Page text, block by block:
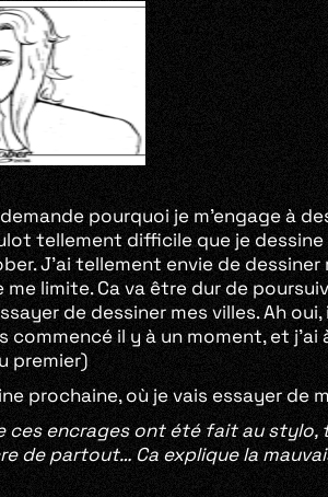
pourquoi je m’engage à
tellement difficile que je
J’ai tellement envie de
me limite. Ca va être dur de
de dessiner mes villes. Ah
commencé il y à un moment, et
premier)
prochaine, où je vais essayer
ces encrages ont été fait au stylo,
de partout… Ca explique la